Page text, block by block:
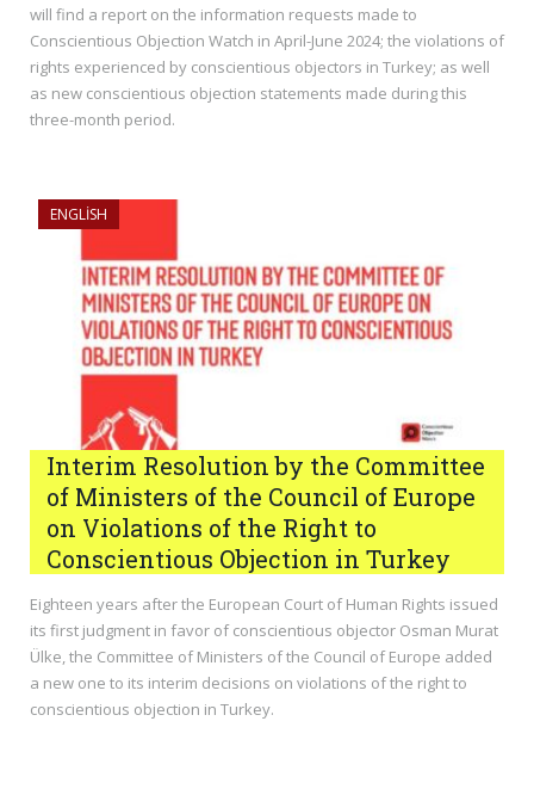
will find a report on the information requests made to
Conscientious Objection Watch in April-June 2024; the violations of
rights experienced by conscientious objectors in Turkey; as well
as new conscientious objection statements made during this
three-month period.
ENGLISH
Interim Resolution by the Committee
of Ministers of the Council of Europe
on Violations of the Right to
Conscientious Objection in Turkey
Eighteen years after the European Court of Human Rights issued
its first judgment in favor of conscientious objector Osman Murat
Ülke, the Committee of Ministers of the Council of Europe added
a new one to its interim decisions on violations of the right to
conscientious objection in Turkey.